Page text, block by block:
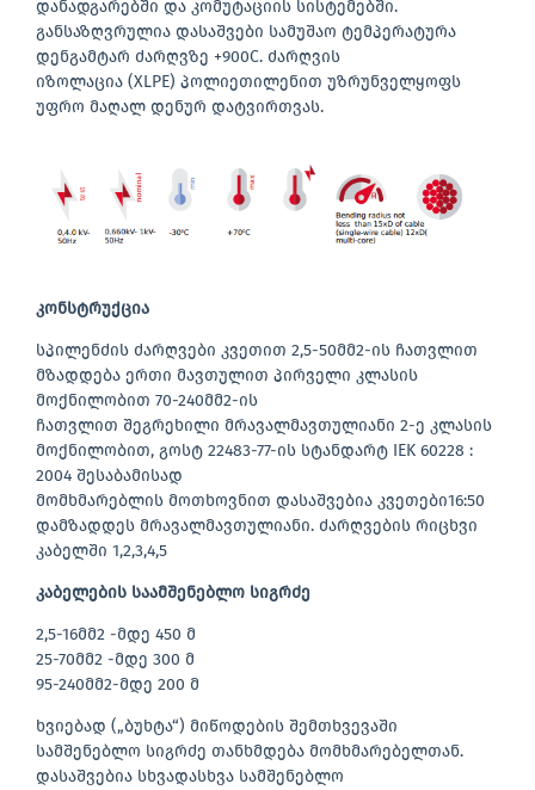
დანადგარებში და კომუტაციის სისტემებში.
განსაზღვრულია დასაშვები სამუშაო ტემპერატურა
დენგამტარ ძარღვზე +900C. ძარღვის
იზოლაცია (XLPE) პოლიეთილენით უზრუნველყოფს
უფრო მაღალ დენურ დატვირთვას.
კონსტრუქცია
სპილენძის ძარღვები კვეთით 2,5-50მმ2-ის ჩათვლით
მზადდება ერთი მავთულით პირველი კლასის
მოქნილობით 70-240მმ2-ის
ჩათვლით შეგრეხილი მრავალმავთულიანი 2-ე კლასის
მოქნილობით, გოსტ 22483-77-ის სტანდარტ IEK 60228 :
2004 შესაბამისად
მომხმარებლის მოთხოვნით დასაშვებია კვეთები16:50
დამზადდეს მრავალმავთულიანი. ძარღვების რიცხვი
კაბელში 1,2,3,4,5
კაბელების საამშენებლო სიგრძე
2,5-16მმ2 -მდე 450 მ
25-70მმ2 -მდე 300 მ
95-240მმ2-მდე 200 მ
ხვიებად („ბუხტა“) მიწოდების შემთხვევაში
სამშენებლო სიგრძე თანხმდება მომხმარებელთან.
დასაშვებია სხვადასხვა სამშენებლო